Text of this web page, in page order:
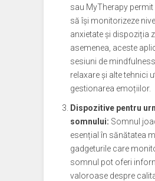
sau MyTherapy
să își monitorizeze
anxietate și dispoziția
asemenea, aceste
sesiuni de
relaxare și alte tehnici
gestionarea emoțiilor.
Dispozitive pentru
somnului: Somnul
esențial în sănătatea
gadgeturile care
somnul pot oferi
valoroase despre